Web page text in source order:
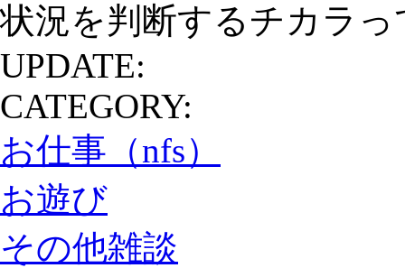
状況を判断するチカラ
UPDATE:
CATEGORY:
お仕事（nfs）
お遊び
その他雑談